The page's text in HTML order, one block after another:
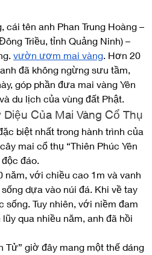
tên anh Phan Trung Hoàng –
Triều, tỉnh Quảng Ninh) –
vườn ươm mai vàng. Hơn 20
đã không ngừng sưu tầm,
góp phần đưa mai vàng Yên
du lịch của vùng đất Phật.
Của Mai Vàng Cổ Thụ
biệt nhất trong hành trình của
mai cổ thụ “Thiên Phúc Yên
đáo.
với chiều cao 1m và vanh
dựa vào núi đá. Khi về tay
Tuy nhiên, với niềm đam
qua nhiều năm, anh đã hồi
Tử” giờ đây mang một thế dáng